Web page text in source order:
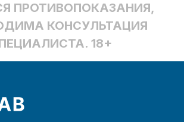
ПРОТИВОПОКАЗАНИЯ,
КОНСУЛЬТАЦИЯ
18+